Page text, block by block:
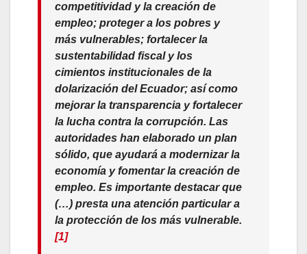
competitividad y la creación de
empleo; proteger a los pobres y
más vulnerables; fortalecer la
sustentabilidad fiscal y los
cimientos institucionales de la
dolarización del Ecuador; así como
mejorar la transparencia y fortalecer
la lucha contra la corrupción. Las
autoridades han elaborado un plan
sólido, que ayudará a modernizar la
economía y fomentar la creación de
empleo. Es importante destacar que
(…) presta una atención particular a
la protección de los más vulnerable.
[1]